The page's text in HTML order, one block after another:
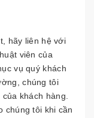
hãy liên hệ với
viên của
vụ quý khách
chúng tôi
khách hàng.
chúng tôi khi cần